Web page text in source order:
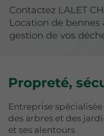
Contactez LALET
Location de bennes
gestion de vos
Propreté,
Entreprise
des arbres et des
et ses alentours